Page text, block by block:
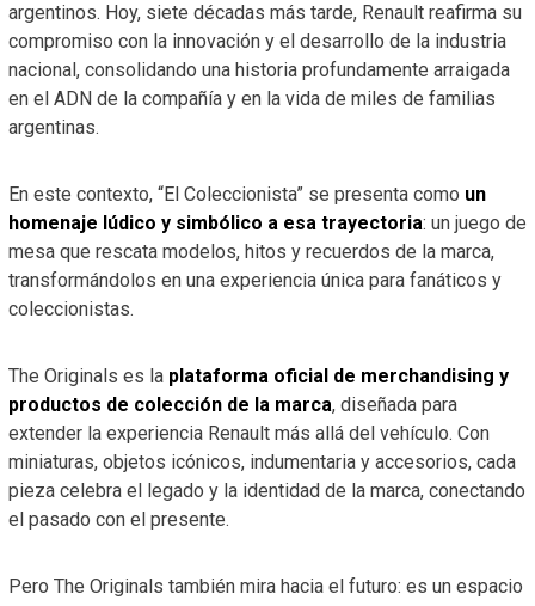
argentinos. Hoy, siete décadas más tarde, Renault reafirma su
compromiso con la innovación y el desarrollo de la industria
nacional, consolidando una historia profundamente arraigada
en el ADN de la compañía y en la vida de miles de familias
argentinas.
En este contexto, “El Coleccionista” se presenta como un
homenaje lúdico y simbólico a esa trayectoria: un juego de
mesa que rescata modelos, hitos y recuerdos de la marca,
transformándolos en una experiencia única para fanáticos y
coleccionistas.
The Originals es la plataforma oficial de merchandising y
productos de colección de la marca, diseñada para
extender la experiencia Renault más allá del vehículo. Con
miniaturas, objetos icónicos, indumentaria y accesorios, cada
pieza celebra el legado y la identidad de la marca, conectando
el pasado con el presente.
Pero The Originals también mira hacia el futuro: es un espacio